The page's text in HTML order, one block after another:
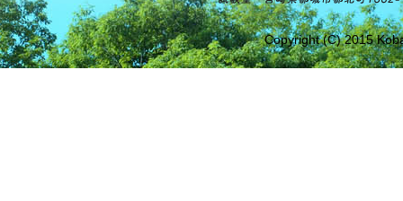
Copyright (C) 2015